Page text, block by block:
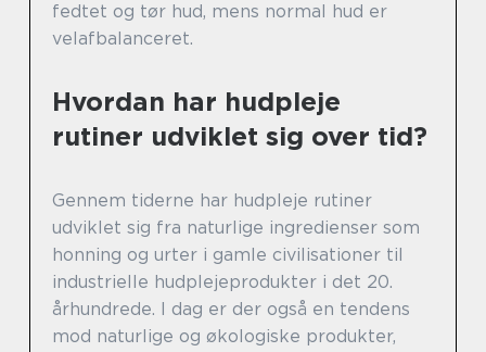
fedtet og tør hud, mens normal hud er
velafbalanceret.
Hvordan har hudpleje
rutiner udviklet sig over tid?
Gennem tiderne har hudpleje rutiner
udviklet sig fra naturlige ingredienser som
honning og urter i gamle civilisationer til
industrielle hudplejeprodukter i det 20.
århundrede. I dag er der også en tendens
mod naturlige og økologiske produkter,